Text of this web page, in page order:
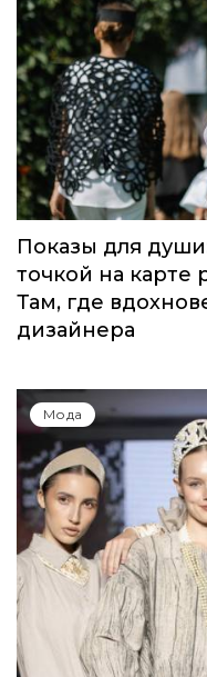
Показы для
точкой на
Там, где
дизайнера
Мода